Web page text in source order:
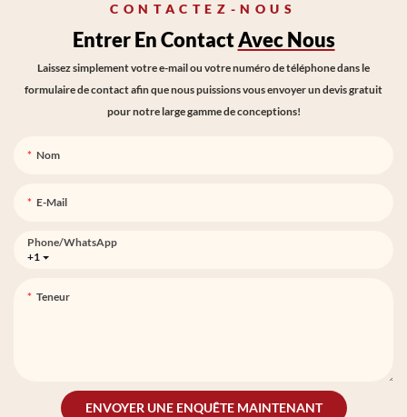
CONTACTEZ-NOUS
Entrer En ContactAvec Nous
Laissez simplement votre e-mail ou votre numéro de téléphone dans le
formulaire de contact afin que nous puissions vous envoyer un devis gratuit
pour notre large gamme de conceptions!
Nom
E-Mail
+1
Phone/whatsApp
Teneur
ENVOYER UNE ENQUÊTE MAINTENANT